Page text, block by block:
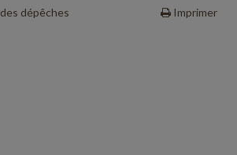
dépêches
Imprimer